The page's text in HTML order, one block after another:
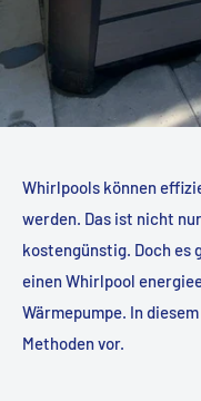
Whirlpools können
werden. Das ist nicht
kostengünstig. Doch es
einen Whirlpool
Wärmepumpe. In
Methoden vor.